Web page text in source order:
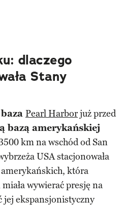
dlaczego
Stany
baza Pearl Harborjuż przed
bazą amerykańskiej
km na wschód od San
USA stacjonowała
która
wywierać presję na
jej ekspansjonistyczny